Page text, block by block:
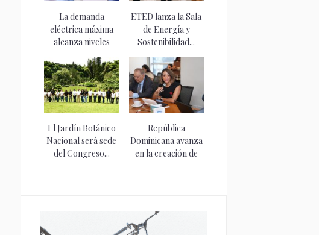
La demanda
eléctrica máxima
alcanza niveles
históricos de...
ETED lanza la Sala
de Energía y
Sostenibilidad...
El Jardín Botánico
Nacional será sede
del Congreso...
República
Dominicana avanza
en la creación de